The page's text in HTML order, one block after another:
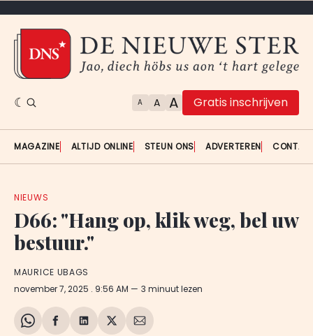
A A A Gratis inschrijven
MAGAZINE ALTIJD ONLINE STEUN ONS ADVERTEREN
NIEUWS
D66: "Hang op, klik weg, bel uw
bestuur."
MAURICE UBAGS
november 7, 2025 . 9:56 AM 3 minuut lezen
ShareDelenDelenShareDeel